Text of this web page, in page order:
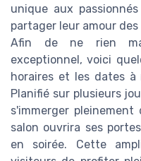
unique aux
partager leur amour
Afin de ne rien
exceptionnel, voici
horaires et les dates à
Planifié sur plusieurs
s'immerger
salon ouvrira ses
en soirée. Cette